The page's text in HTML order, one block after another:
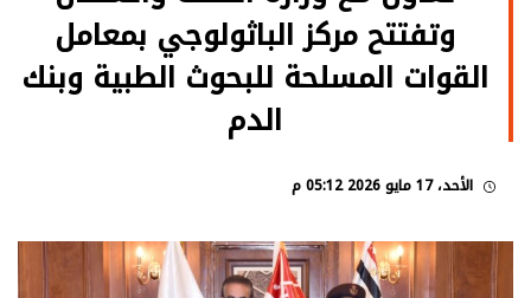
وتفتتح مركز الباثولوجي بمعامل
القوات المسلحة للبحوث الطبية وبنك
الدم
الأحد، 17 مايو 2026 05:12 م